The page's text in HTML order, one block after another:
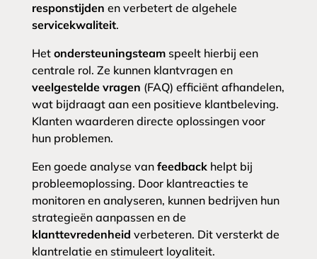
responstijden en verbetert de algehele
servicekwaliteit.
Het ondersteuningsteamspeelt hierbij een
centrale rol. Ze kunnen klantvragen en
veelgestelde vragen (FAQ) efficiënt afhandelen,
wat bijdraagt aan een positieve klantbeleving.
Klanten waarderen directe oplossingen voor
hun problemen.
Een goede analyse van feedbackhelpt bij
probleemoplossing. Door klantreacties te
monitoren en analyseren, kunnen bedrijven hun
strategieën aanpassen en de
klanttevredenheid verbeteren. Dit versterkt de
klantrelatie en stimuleert loyaliteit.